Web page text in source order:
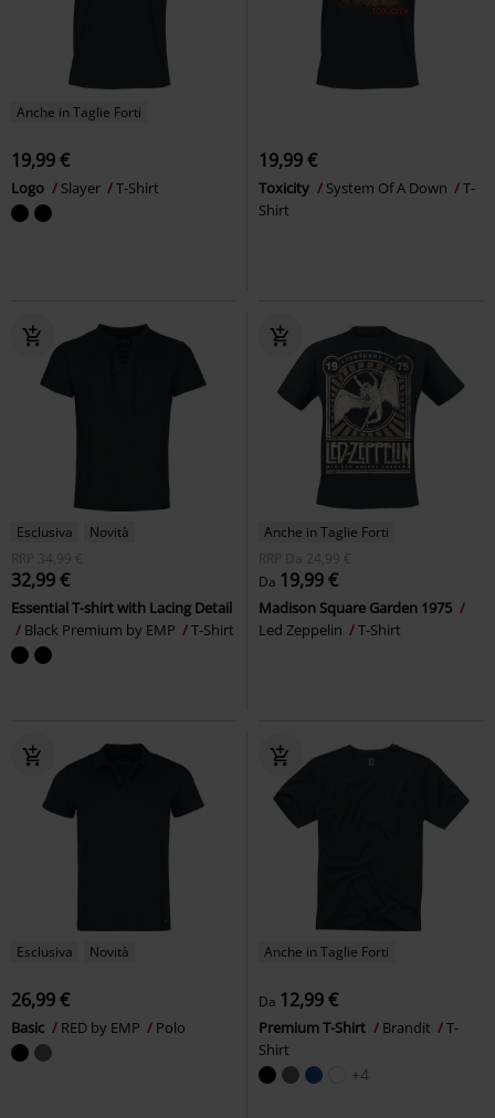
Anche in Taglie Forti
19,99 €
Logo Slayer T-Shirt
19,99 €
Toxicity System Of A Down
T-
Shirt
Esclusiva
Novità
RRP
34,99 €
32,99 €
Essential T-shirt with Lacing Detail
Black Premium by EMP
T-Shirt
Anche in Taglie Forti
RRP
Da 24,99 €
Da 19,99 €
Madison Square Garden 1975
Led Zeppelin
T-Shirt
Esclusiva Novità
26,99 €
Basic RED by EMP Polo
Anche in Taglie Forti
Da 12,99 €
Premium T-Shirt Brandit
T-
Shirt
+4